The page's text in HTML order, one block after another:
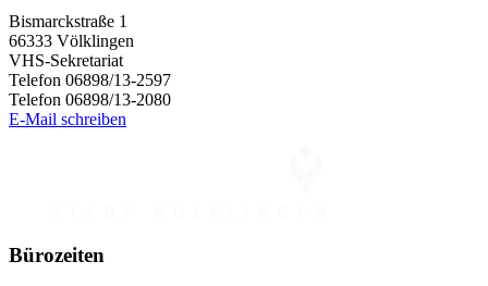
Bismarckstraße 1
66333 Völklingen
VHS-Sekretariat
Telefon 06898/13-2597
Telefon 06898/13-2080
E-Mail schreiben
Bürozeiten